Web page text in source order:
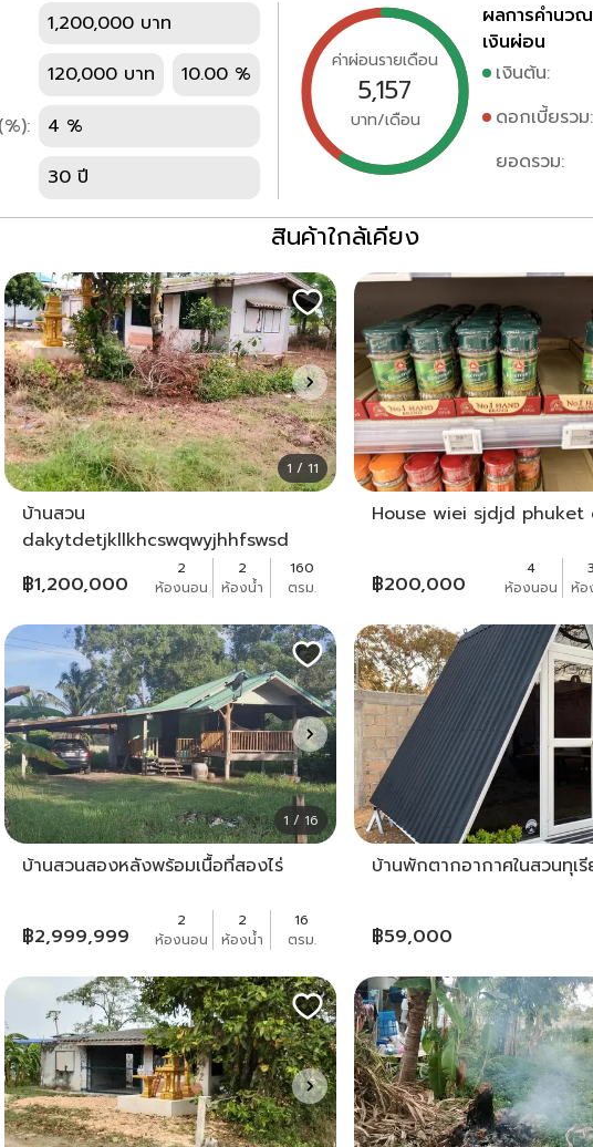
1,200,000 บาท
120,000 บาท
10.00 %
4 %
30 ปี
ค่าผ่อนรายเดือน
5,157
บาท/เดือน
ผลการคำนวณ
เงินผ่อน
เงินต้น:
ดอกเบี้ยรวม:
ยอดรวม:
สินค้าใกล้เคียง
1 / 11
บ้านสวน
dakytdetjkllkhcswqwyjhhfswsd
฿1,200,000
2
ห้องนอน
2
ห้องน้ำ
160
ตรม.
House wiei sjdjd phuket
฿200,000
4
ห้องนอน
3
ห้อ
1 / 16
บ้านสวนสองหลังพร้อมเนื้อที่สองไร่
฿2,999,999
2
ห้องนอน
2
ห้องน้ำ
16
ตรม.
บ้านพักตากอากาศในสวนทุเ
฿59,000